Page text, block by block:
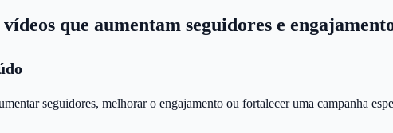
que aumentam seguidores e
seguidores, melhorar o engajamento ou fortalecer uma campanha